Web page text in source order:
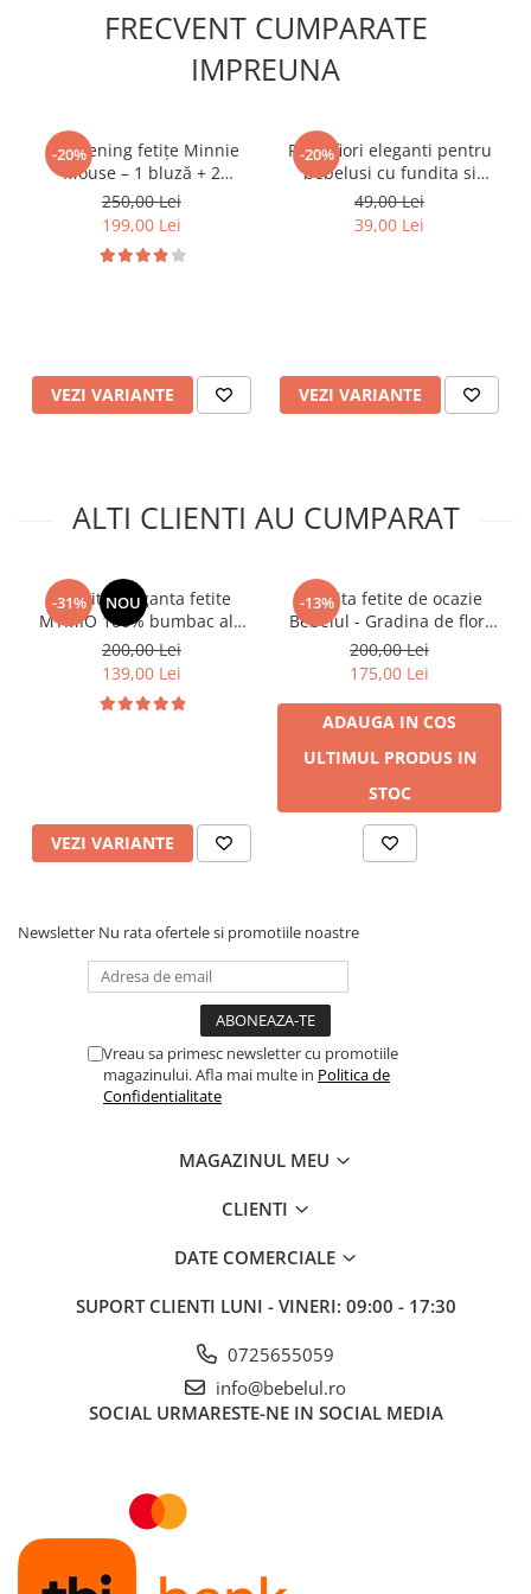
Un model elegant si delicat, potrivit pentru garderoba oricarei
FRECVENT CUMPARATE
IMPREUNA
-20%
Set trening fetițe Minnie
Mouse – 1 bluză + 2
pantaloni
250,00 Lei
199,00 Lei
VEZI VARIANTE
-20%
Pantofiori eleganti pentru
bebelusi cu fundita si
perforatii florale
49,00 Lei
39,00 Lei
VEZI VARIANTE
ALTI CLIENTI AU CUMPARAT
-31% NOU
Rochita eleganta fetite
MYMIO 100% bumbac alb
3-24 luni
200,00 Lei
139,00 Lei
VEZI VARIANTE
-13%
Rochita fetite de ocazie
Bebelul - Gradina de flori
galbena 80 | 9-12 LUNI
200,00 Lei
175,00 Lei
ADAUGA IN COS
ULTIMUL PRODUS IN
STOC
Newsletter Nu rata ofertele si promotiile noastre
Vreau sa primesc newsletter cu promotiile
magazinului. Afla mai multe in Politica de
Confidentialitate
MAGAZINUL MEU
CLIENTI
DATE COMERCIALE
SUPORT CLIENTI LUNI - VINERI: 09:00 - 17:30
0725655059
info@bebelul.ro
SOCIAL URMARESTE-NE IN SOCIAL MEDIA